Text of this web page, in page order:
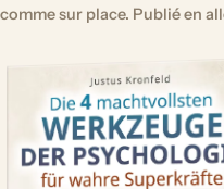
comme sur place. Publié en